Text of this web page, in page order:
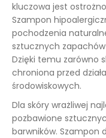
kluczowa jest
Szampon
pochodzenia
sztucznych
Dzięki temu zarówno
chroniona przed
środowiskowych.
Dla skóry wrażliwej
pozbawione
barwników. Szampon